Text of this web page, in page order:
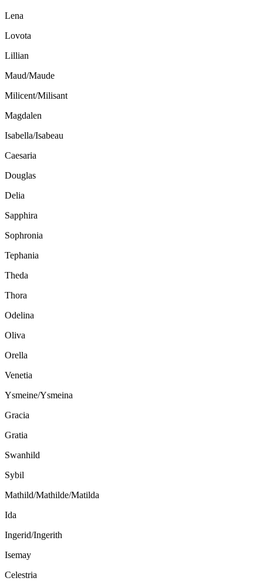
Lena
Lovota
Lillian
Maud/Maude
Milicent/Milisant
Magdalen
Isabella/Isabeau
Caesaria
Douglas
Delia
Sapphira
Sophronia
Tephania
Theda
Thora
Odelina
Oliva
Orella
Venetia
Ysmeine/Ysmeina
Gracia
Gratia
Swanhild
Sybil
Mathild/Mathilde/Matilda
Ida
Ingerid/Ingerith
Isemay
Celestria